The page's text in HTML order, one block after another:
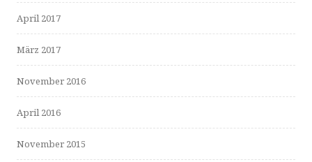
April 2017
März 2017
November 2016
April 2016
November 2015